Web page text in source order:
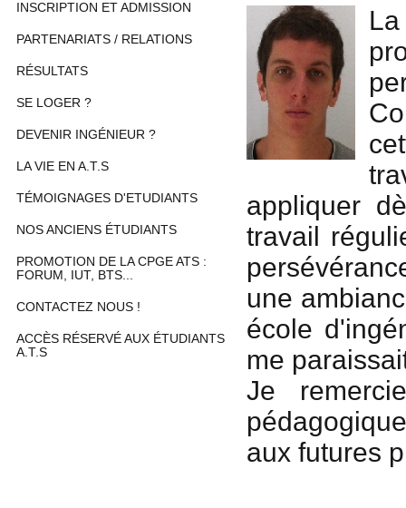
INSCRIPTION ET ADMISSION
PARTENARIATS / RELATIONS
RÉSULTATS
SE LOGER ?
DEVENIR INGÉNIEUR ?
LA VIE EN A.T.S
TÉMOIGNAGES D'ETUDIANTS
NOS ANCIENS ÉTUDIANTS
PROMOTION DE LA CPGE ATS :
FORUM, IUT, BTS...
CONTACTEZ NOUS !
ACCÈS RÉSERVÉ AUX ÉTUDIANTS
A.T.S
appliquer
travail
une
école
me
Je
aux futures